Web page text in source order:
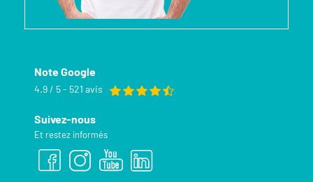
Note Google
4.9 / 5 - 521 avis
Suivez-nous
Et restez informés